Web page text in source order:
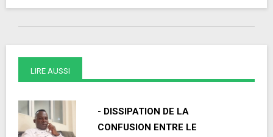
LIRE AUSSI
- DISSIPATION DE LA
CONFUSION ENTRE LE